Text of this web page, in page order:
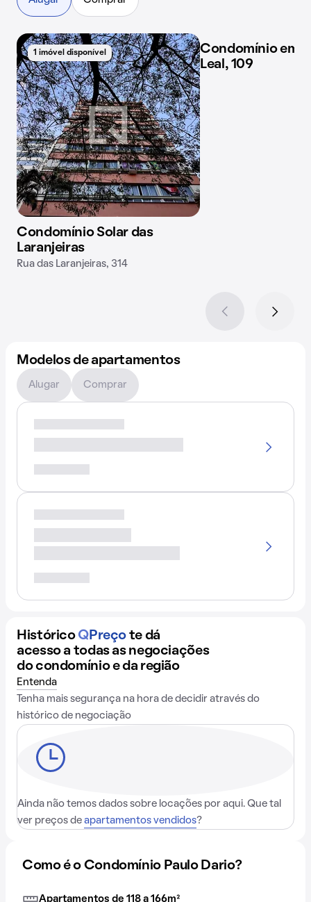
1 imóvel disponível
Condomínio Solar das
Laranjeiras
Rua das Laranjeiras, 314
1 imóvel disponível
Condomínio em
Leal, 109
Modelos de apartamentos
Alugar Comprar
Histórico QPreço te dá
acesso a todas as negociações
do condomínio e da região
Entenda
Tenha mais segurança na hora de decidir através do
histórico de negociação
Ainda não temos dados sobre locações por aqui. Que tal
ver preços de apartamentos vendidos?
Como é o Condomínio Paulo Dario?
Apartamentos de 118 a 166m²